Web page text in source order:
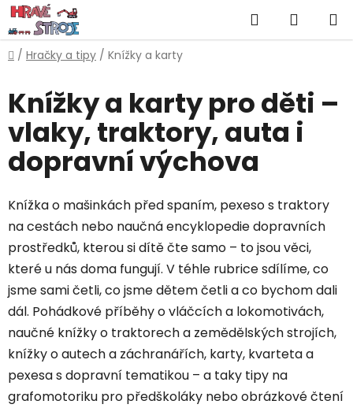
Přejít
na
obsah
Hledat
KOŠÍK
Domů
/ Hračky a tipy / Knížky a karty
Knížky a karty pro děti –
vlaky, traktory, auta i
dopravní výchova
Knížka o mašinkách před spaním, pexeso s traktory
na cestách nebo naučná encyklopedie dopravních
prostředků, kterou si dítě čte samo – to jsou věci,
které u nás doma fungují. V téhle rubrice sdílíme, co
jsme sami četli, co jsme dětem četli a co bychom dali
dál. Pohádkové příběhy o vláčcích a lokomotivách,
naučné knížky o traktorech a zemědělských strojích,
knížky o autech a záchranářích, karty, kvarteta a
pexesa s dopravní tematikou – a taky tipy na
grafomotoriku pro předškoláky nebo obrázkové čtení